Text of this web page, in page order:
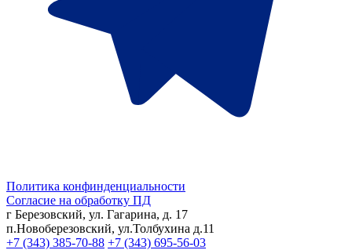
Политика конфинденциальности
Согласие на обработку ПД
г Березовский, ул. Гагарина, д. 17
п.Новоберезовский, ул.Толбухина д.11
+7 (343) 385-70-88 +7 (343) 695-56-03